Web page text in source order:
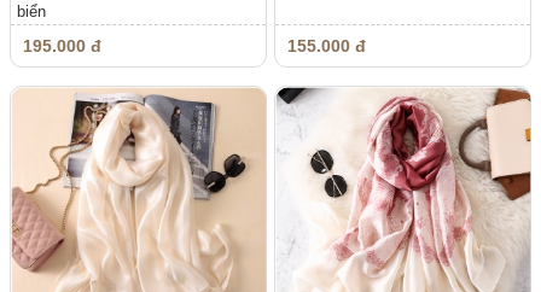
biển
195.000 đ 155.000 đ